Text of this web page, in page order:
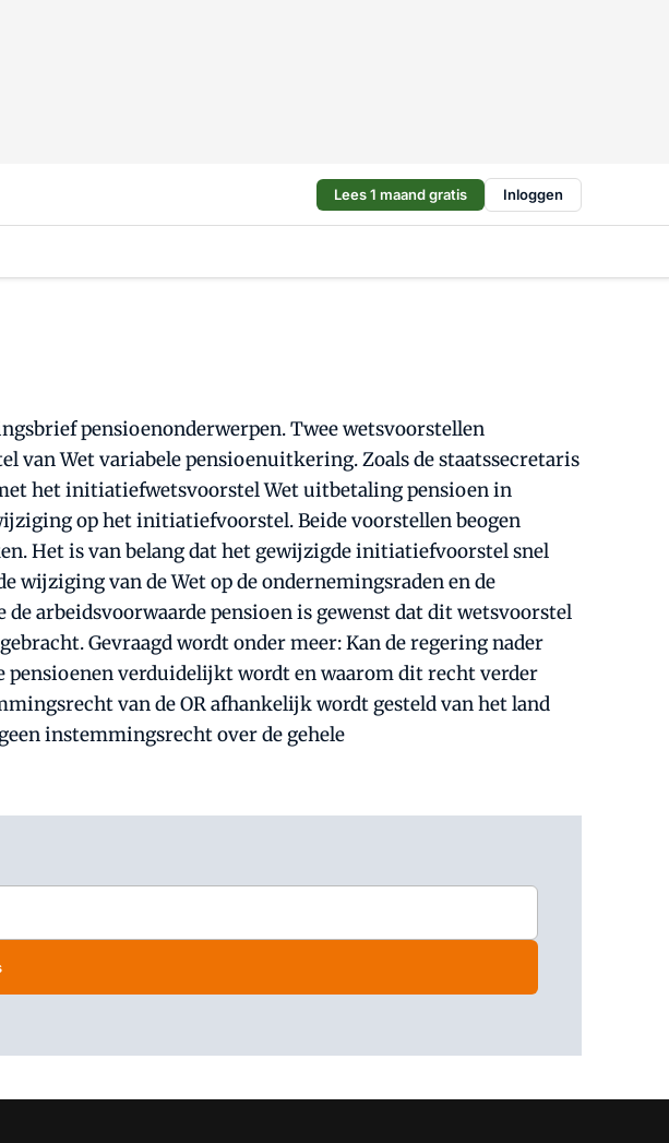
Lees 1 maand gratis Inloggen
pensioenonderwerpen. Twee wetsvoorstellen
van Wet variabele pensioenuitkering. Zoals de staatssecretaris
het initiatiefwetsvoorstel Wet uitbetaling pensioen in
op het initiatiefvoorstel. Beide voorstellen beogen
Het is van belang dat het gewijzigde initiatiefvoorstel snel
wijziging van de Wet op de ondernemingsraden en de
arbeidsvoorwaarde pensioen is gewenst dat dit wetsvoorstel
Gevraagd wordt onder meer: Kan de regering nader
verduidelijkt wordt en waarom dit recht verder
van de OR afhankelijk wordt gesteld van het land
instemmingsrecht over de gehele